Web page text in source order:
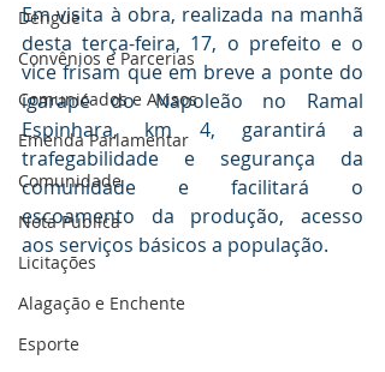
Dengue
Convênios e Parcerias
Comunicados e Avisos
Emenda Parlamentar
Comunidade
Nota Pública
Licitações
Alagação e Enchente
Esporte
Em visita à obra, realizada na manhã
desta terça-feira, 17, o prefeito e o
vice frisam que em breve a ponte do
igarapé do Napoleão no Ramal
Espinhara, km 4, garantirá a
trafegabilidade e segurança da
comunidade e facilitará o
escoamento da produção, acesso
aos serviços básicos a população.